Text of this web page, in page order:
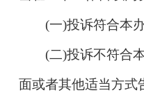
(一)投诉符合本
(二)投诉不符合
面或者其他适当方式